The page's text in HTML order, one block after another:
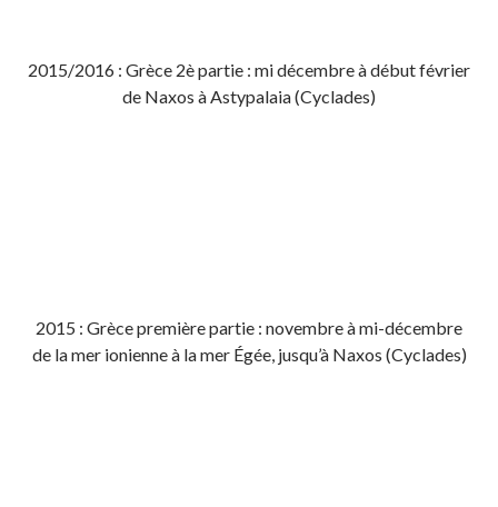
2015/2016 : Grèce 2è partie : mi décembre à début février
de Naxos à Astypalaia (Cyclades)
2015 : Grèce première partie : novembre à mi-décembre
de la mer ionienne à la mer Égée, jusqu’à Naxos (Cyclades)